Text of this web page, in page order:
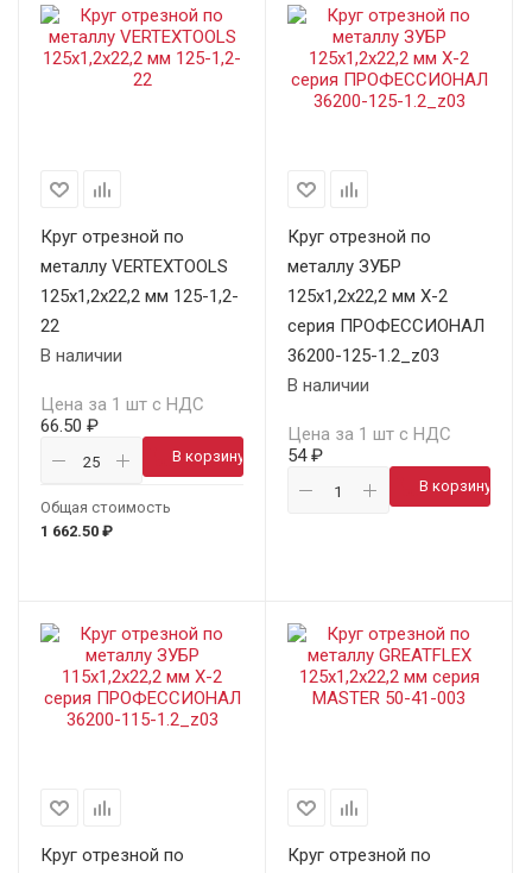
Круг отрезной по
металлу VERTEXTOOLS
125х1,2х22,2 мм 125-1,2-
22
В наличии
Цена за 1 шт с НДС
66.50 ₽
В корзину
Общая стоимость
1 662.50 ₽
Круг отрезной по
металлу ЗУБР
125х1,2х22,2 мм X-2
серия ПРОФЕССИОНАЛ
36200-125-1.2_z03
В наличии
Цена за 1 шт с НДС
54 ₽
В корзину
Круг отрезной по
Круг отрезной по